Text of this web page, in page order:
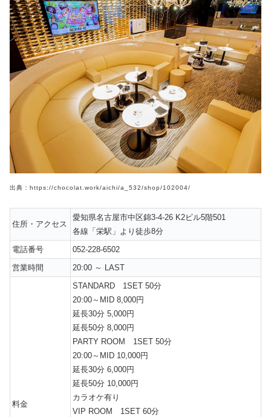
出典：https://chocolat.work/aichi/a_532/shop/102004/
住所・アクセス
愛知県名古屋市中区錦3-4-26 K2ビル5階501
各線「栄駅」より徒歩8分
電話番号
052-228-6502
営業時間
20:00 ～ LAST
料金
STANDARD 1SET 50分
20:00～MID 8,000円
延長30分 5,000円
延長50分 8,000円
PARTY ROOM 1SET 50分
20:00～MID 10,000円
延長30分 6,000円
延長50分 10,000円
カラオケ有り
VIP ROOM 1SET 60分